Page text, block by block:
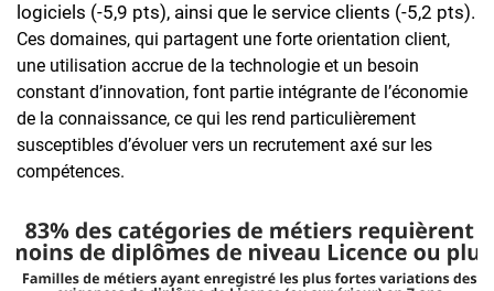
logiciels (-5,9 pts), ainsi que le service clients (-5,2 pts).
Ces domaines, qui partagent une forte orientation client,
une utilisation accrue de la technologie et un besoin
constant d’innovation, font partie intégrante de l’économie
de la connaissance, ce qui les rend particulièrement
susceptibles d’évoluer vers un recrutement axé sur les
compétences.